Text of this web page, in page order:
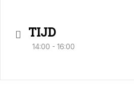
TIJD
14:00 - 16:00